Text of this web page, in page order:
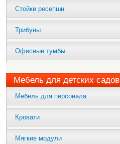
Стойки ресепшн
Трибуны
Офисные тумбы
Мебель для детских садов
Мебель для персонала
Кровати
Мягкие модули